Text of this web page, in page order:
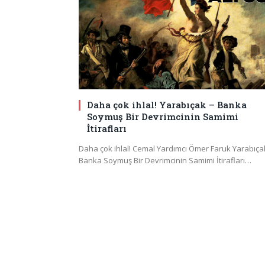
Daha çok ihlal! Yarabıçak – Banka
Soymuş Bir Devrimcinin Samimi
İtirafları
Daha çok ihlal! Cemal Yardımcı Ömer Faruk
Banka Soymuş Bir Devrimcinin Samimi İtirafları…